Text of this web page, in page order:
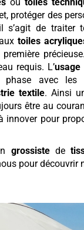
ou toiles
protéger des
s’agit de traiter
toiles
requis. L’usage
avec les
textile. Ainsi
être au
innover pour
grossiste de
pour découvrir